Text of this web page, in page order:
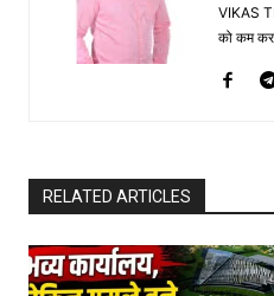
VIKAS
को कम कर
RELATED ARTICLES